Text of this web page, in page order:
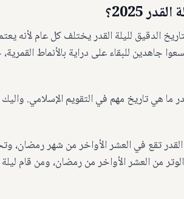
2025؟
الدقيق لليلة القدر يختلف كل عام لأنه
جاهدين للبقاء على دراية بالأنماط
ما هي تاريخ مهم في التقويم الإسلامي. واليك
القدر تقع في العشر الأواخر من شهر رمضان،
من العشر الأواخر من رمضان، ومن قام ليلة